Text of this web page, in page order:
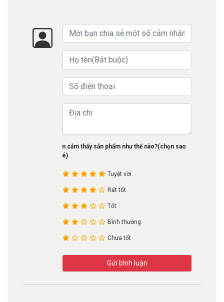
Bạn cảm thấy sản phẩm như thế nào?(chọn sao
nhé)
Tuyệt vời
Rất tốt
Tốt
Bình thường
Chưa tốt
Gửi bình luận